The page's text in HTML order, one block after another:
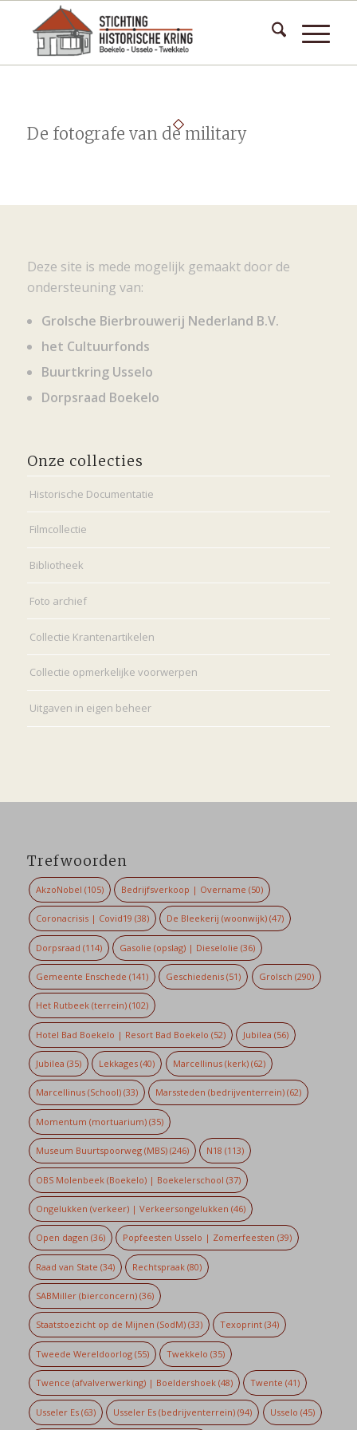
De fotografe van de military
Deze site is mede mogelijk gemaakt door de
ondersteuning van:
Grolsche Bierbrouwerij Nederland B.V.
het Cultuurfonds
Buurtkring Usselo
Dorpsraad Boekelo
Onze collecties
Historische Documentatie
Filmcollectie
Bibliotheek
Foto archief
Collectie Krantenartikelen
Collectie opmerkelijke voorwerpen
Uitgaven in eigen beheer
Trefwoorden
AkzoNobel (105) Bedrijfsverkoop | Overname (50)
Coronacrisis | Covid19 (38) De Bleekerij (woonwijk) (47)
Dorpsraad (114) Gasolie (opslag) | Dieselolie (36)
Gemeente Enschede (141) Geschiedenis (51) Grolsch (290)
Het Rutbeek (terrein)(102)
Hotel Bad Boekelo | Resort Bad Boekelo (52) Jubilea (56)
Jubilea (35) Lekkages (40) Marcellinus (kerk)(62)
Marcellinus (School)(33) Marssteden (bedrijventerrein) (62)
Momentum (mortuarium)(35)
Museum Buurtspoorweg (MBS)(246) N18 (113)
OBS Molenbeek (Boekelo) | Boekelerschool (37)
Ongelukken (verkeer) | Verkeersongelukken (46)
Open dagen (36) Popfeesten Usselo | Zomerfeesten (39)
Raad van State (34) Rechtspraak (80)
SABMiller (bierconcern)(36)
Staatstoezicht op de Mijnen (SodM)(33) Texoprint (34)
Tweede Wereldoorlog(55) Twekkelo (35)
Twence (afvalverwerking) | Boeldershoek(48) Twente (41)
Usseler Es(63) Usseler Es (bedrijventerrein) (94) Usselo (45)